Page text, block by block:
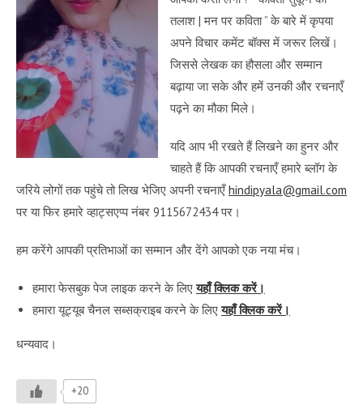
तलाश | मन पर कविता ” के बारे में कृपया
अपने विचार कमेंट बॉक्स में जरूर लिखें।
जिससे लेखक का हौसला और सम्मान
बढ़ाया जा सके और हमें उनकी और रचनाएँ
पढ़ने का मौका मिले।
यदि आप भी रखते हैं लिखने का हुनर और
चाहते हैं कि आपकी रचनाएँ हमारे ब्लॉग के
जरिये लोगों तक पहुंचे तो लिख भेजिए अपनी रचनाएँhindipyala@gmail.com
पर या फिर हमारे व्हाट्सएप्प नंबर 9115672434 पर।
हम करेंगे आपकी प्रतिभाओं का सम्मान और देंगे आपको एक नया मंच।
हमारा फेसबुक पेज लाइक करने के लिएयहाँ क्लिक करें।
हमारा यूट्यूब चैनल सब्सक्राइब करने के लिएयहाँ क्लिक करें।
धन्यवाद।
+20